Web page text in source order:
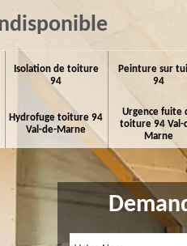
Isolation de toiture
94
Peinture sur
94
Hydrofuge toiture 94
Val-de-Marne
Urgence fuite
toiture 94 Val-
Marne